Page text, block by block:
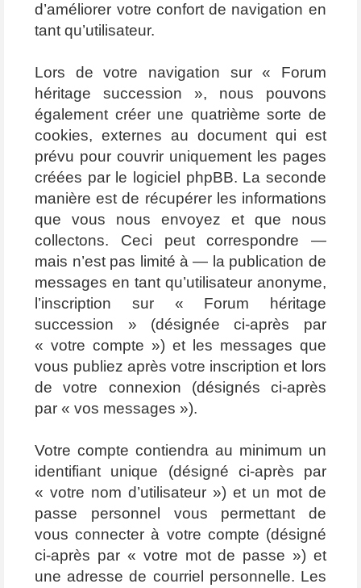
d’améliorer votre confort de navigation en
tant qu’utilisateur.
Lors de votre navigation sur « Forum
héritage succession », nous pouvons
également créer une quatrième sorte de
cookies, externes au document qui est
prévu pour couvrir uniquement les pages
créées par le logiciel phpBB. La seconde
manière est de récupérer les informations
que vous nous envoyez et que nous
collectons. Ceci peut correspondre —
mais n’est pas limité à — la publication de
messages en tant qu’utilisateur anonyme,
l’inscription sur « Forum héritage
succession » (désignée ci-après par
« votre compte ») et les messages que
vous publiez après votre inscription et lors
de votre connexion (désignés ci-après
par « vos messages »).
Votre compte contiendra au minimum un
identifiant unique (désigné ci-après par
« votre nom d’utilisateur ») et un mot de
passe personnel vous permettant de
vous connecter à votre compte (désigné
ci-après par « votre mot de passe ») et
une adresse de courriel personnelle. Les